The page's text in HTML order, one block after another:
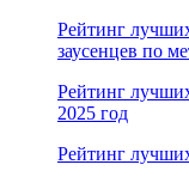
Рейтинг
заусенцев по
Рейтинг
2025 год
Рейтинг